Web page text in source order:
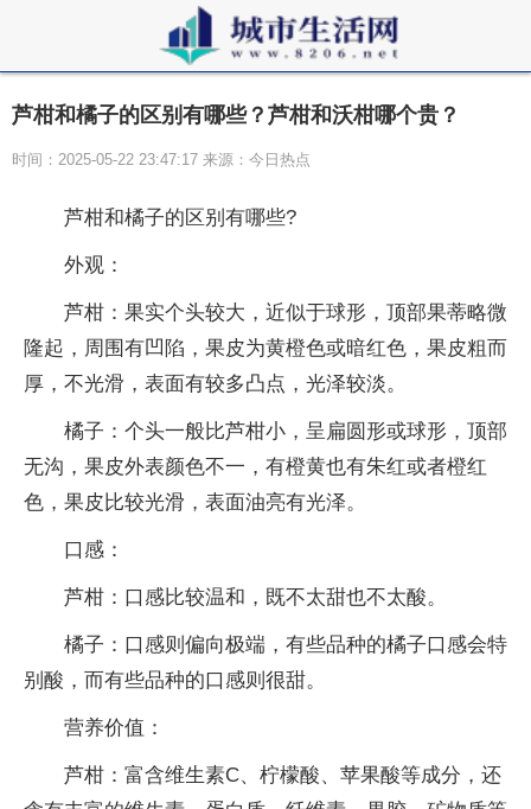
芦柑和橘子的区别有哪些？芦柑和沃柑哪个贵？
时间：2025-05-22 23:47:17 来源：今日热点
芦柑和橘子的区别有哪些?
‌外观‌：
芦柑：果实个头较大，近似于球形，顶部果蒂略微
隆起，周围有凹陷，果皮为黄橙色或暗红色，果皮粗而
厚，不光滑，表面有较多凸点，光泽较淡。
橘子：个头一般比芦柑小，呈扁圆形或球形，顶部
无沟，果皮外表颜色不一，有橙黄也有朱红或者橙红
色，果皮比较光滑，表面油亮有光泽。
‌口感‌：
芦柑：口感比较温和，既不太甜也不太酸。
橘子：口感则偏向极端，有些品种的橘子口感会特
别酸，而有些品种的口感则很甜。
‌营养价值‌：
芦柑：富含维生素C、柠檬酸、苹果酸等成分，还